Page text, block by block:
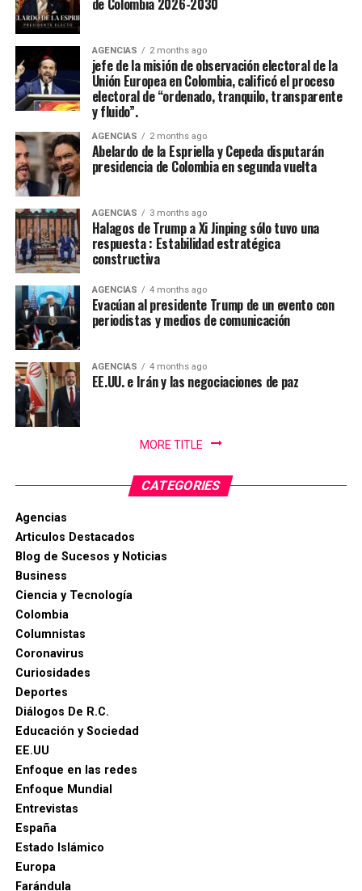
Jania Raquel Osorio Mejia, representante del
departamento de Cordoba, fue coronada como la nueva
embajadora Nacional del Folclor Colombiano
Con un balance muy positivo para la economía regional,
la alta afluencia de turistas, la gran ocupación hotelera y
Enfoque Periodistico y “Florida News” , da sus
agradecimientos a la Gobernación Del tolima, La
Alcaldía de Ibagué, a Cristian Torres jefe de prensa y
comunicaciónes de la alcaldia, Mauricio Hernandez Cala
secretario de cultura de Ibague y a todo ese gran grupo
de trabajo en las diferentes áreas que con su
profesionalismo, dedicación y arduo trabajo mantienen
en alto el orgullo Ibaguereño.
de Colombia 2026-2030
AGENCIAS 2 months ago
jefe de la misión de observación electoral de la
Unión Europea en Colombia, calificó el proceso
electoral de “ordenado, tranquilo, transparente
y fluido”.
AGENCIAS 2 months ago
Abelardo de la Espriella y Cepeda disputarán
presidencia de Colombia en segunda vuelta
AGENCIAS 3 months ago
Halagos de Trump a Xi Jinping sólo tuvo una
respuesta : Estabilidad estratégica
constructiva
AGENCIAS 4 months ago
Evacúan al presidente Trump de un evento con
periodistas y medios de comunicación
AGENCIAS 4 months ago
EE.UU. e Irán y las negociaciones de paz
MORE TITLE
CATEGORIES
Agencias
Articulos Destacados
Blog de Sucesos y Noticias
Business
Ciencia y Tecnología
Colombia
Columnistas
Coronavirus
Curiosidades
Deportes
Diálogos De R.C.
Educación y Sociedad
EE.UU
Enfoque en las redes
Enfoque Mundial
Entrevistas
España
Estado Islámico
Europa
Farándula